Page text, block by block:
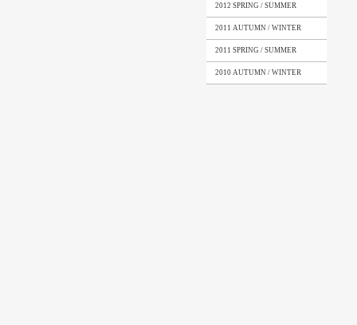
2012 SPRING / SUMMER
2011 AUTUMN / WINTER
2011 SPRING / SUMMER
2010 AUTUMN / WINTER